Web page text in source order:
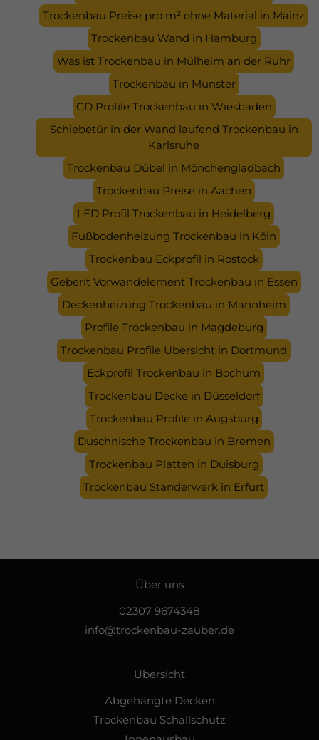
Trockenbau Preise pro m² ohne Material in Mainz
Trockenbau Wand in Hamburg
Was ist Trockenbau in Mülheim an der Ruhr
Trockenbau in Münster
CD Profile Trockenbau in Wiesbaden
Schiebetür in der Wand laufend Trockenbau in
Karlsruhe
Trockenbau Dübel in Mönchengladbach
Trockenbau Preise in Aachen
LED Profil Trockenbau in Heidelberg
Fußbodenheizung Trockenbau in Köln
Trockenbau Eckprofil in Rostock
Geberit Vorwandelement Trockenbau in Essen
Deckenheizung Trockenbau in Mannheim
Profile Trockenbau in Magdeburg
Trockenbau Profile Übersicht in Dortmund
Eckprofil Trockenbau in Bochum
Trockenbau Decke in Düsseldorf
Trockenbau Profile in Augsburg
Duschnische Trockenbau in Bremen
Trockenbau Platten in Duisburg
Trockenbau Ständerwerk in Erfurt
Über uns
02307 9674348
info@trockenbau-zauber.de
Übersicht
Abgehängte Decken
Trockenbau Schallschutz